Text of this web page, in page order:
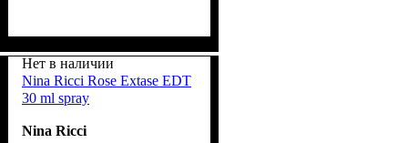
Нет в наличии
Nina Ricci Rose Extase EDT
30 ml spray
Nina Ricci